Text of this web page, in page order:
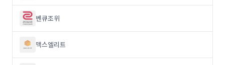
벤큐조위
맥스엘리트